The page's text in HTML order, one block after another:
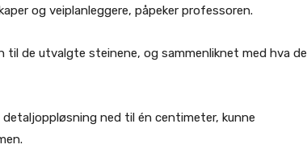
og veiplanleggere, påpeker professoren.
de utvalgte steinene, og sammenliknet med hva de
ned til én centimeter, kunne